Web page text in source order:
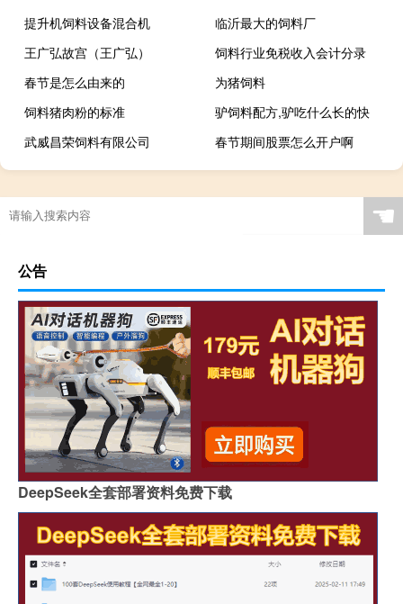
提升机饲料设备混合机
临沂最大的饲料厂
王广弘故宫（王广弘）
饲料行业免税收入会计分录
春节是怎么由来的
为猪饲料
饲料猪肉粉的标准
驴饲料配方,驴吃什么长的快
武威昌荣饲料有限公司
春节期间股票怎么开户啊
☚
公告
DeepSeek全套部署资料免费下载